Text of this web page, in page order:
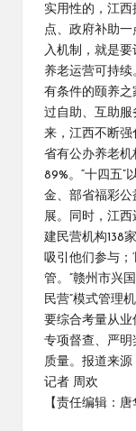
实用性的，江西
点、政府补助
入机制，就是
养老运营可持续
有条件的颐养之
过自助、互助
来，江西不断
省有公办养老机
89%。“十四五”
金、部省福彩
展。同时，江西
建民营机构138
吸引他们参与；
管。”赣州市兴
民营”模式管理
要综合考量从业
专项督查、严明
质量。报道来源
记者 周欢
【责任编辑：唐